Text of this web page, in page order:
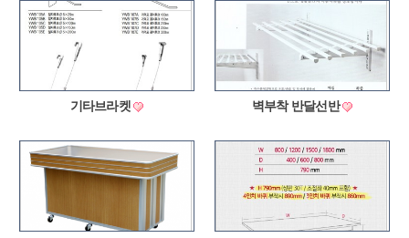
기타브라켓 벽부착 반달선반